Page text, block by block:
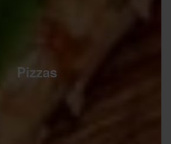
Pizzas